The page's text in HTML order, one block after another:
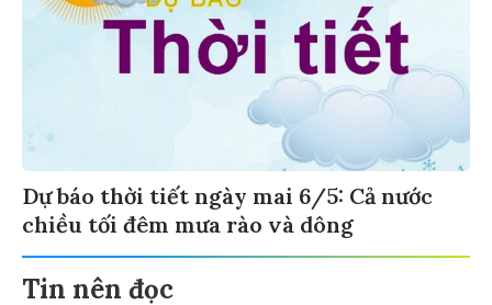
Dự báo thời tiết ngày mai 6/5: Cả nước
chiều tối đêm mưa rào và dông
Tin nên đọc